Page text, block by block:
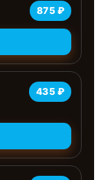
875 ₽
435 ₽